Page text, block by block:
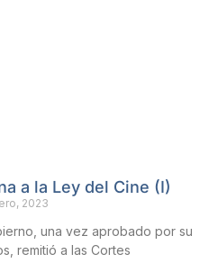
a la Ley del Cine (I)
2023
una vez aprobado por su
remitió a las Cortes